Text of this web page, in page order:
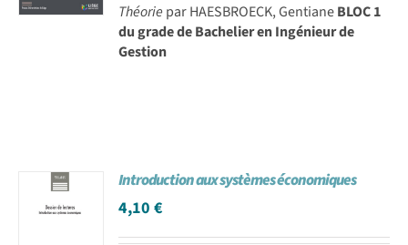
Théorie par HAESBROECK, GentianeBLOC 1
du grade de Bachelier en Ingénieur de
Gestion
Introduction aux systèmes économiques
4,10€